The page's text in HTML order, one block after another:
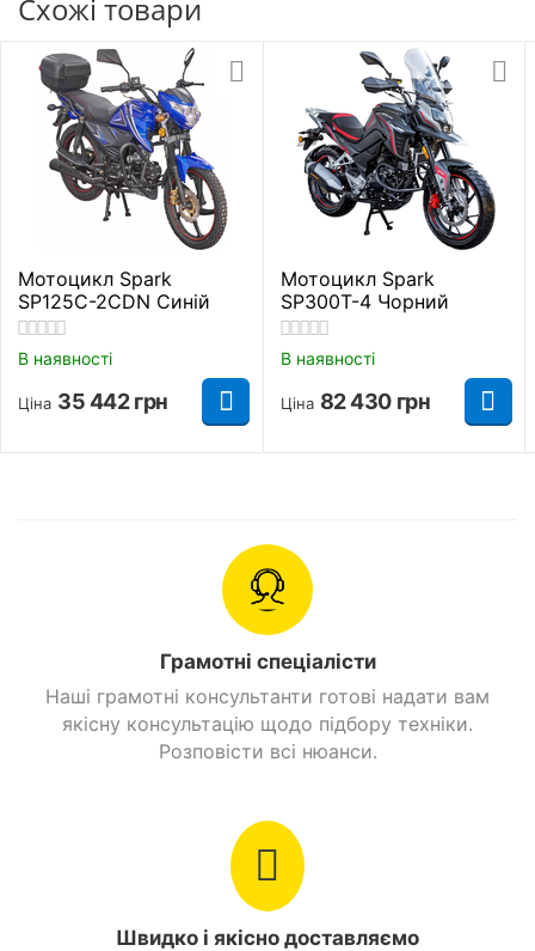
навантажень, а також не втрачають ефективності
через бруд або вологу.
Придбати Мотоцикл Spark SP300D-7 Червоний та
замовити з доставкою можна в таких містах як:
Київ, Дніпро, Одеса, Харків, Львів, Запоріжжя,
Вінниця, Кривий Ріг, Полтава, Черкаси,
Кропивницький, Рівне, Хмельницький, Кременчук,
Луцьк, Чернівці, Миколаїв, Івано -Франківськ,
Основні параметри
Комплектація
LED-оптика,
Гофрированные
чехлы на стойках
передней вилки,
защита двигателя,
на цепной
передаче
Країна виробник Китай
Spark
Тип живлення Бензин
Посадкових місць 2
120 км/год.
2,8 л./100 км.
Схожі товари
Мотоцикл Spark
SP125C-2CDN Синій
В наявності
Ціна 35 442 грн
Мотоцикл Spark
SP300T-4 Чорний
В наявності
Ціна 82 430 грн
Грамотні спеціалісти
Наші грамотні консультанти готові надати вам
якісну консультацію щодо підбору техніки.
Розповісти всі нюанси.
Швидко і якісно доставляємо